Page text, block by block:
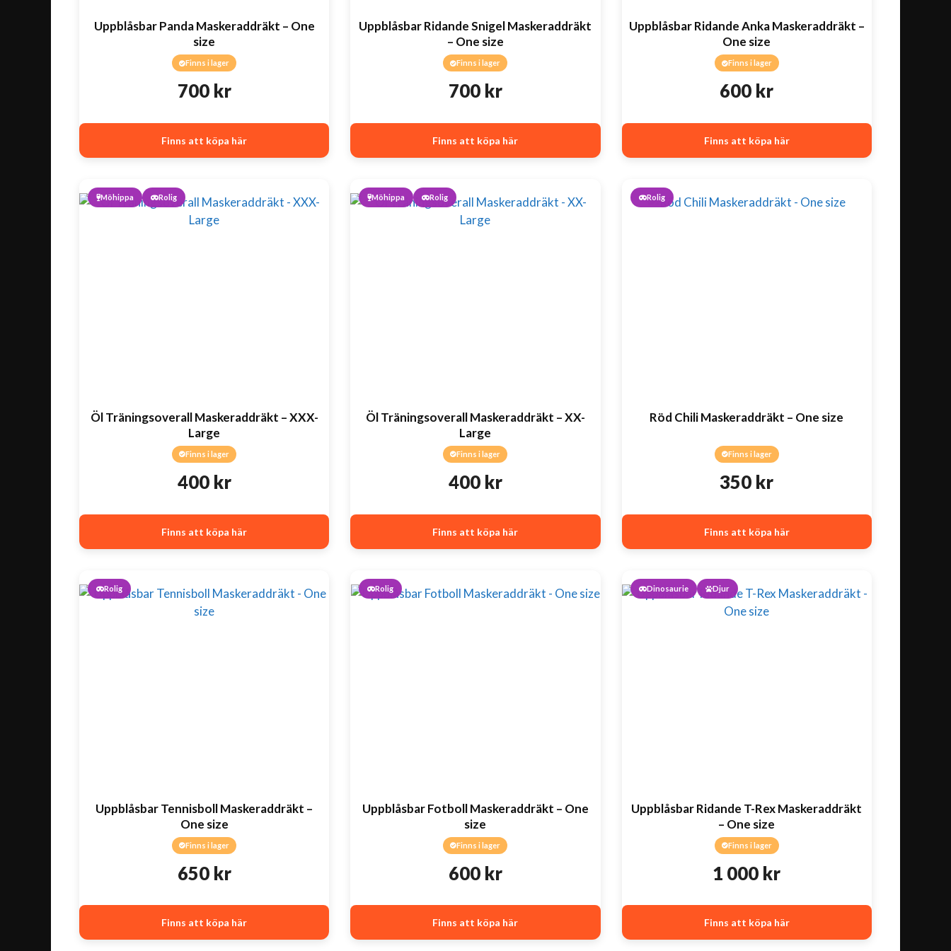
Uppblåsbar Panda Maskeraddräkt – One
size
Finns i lager
700 kr
Finns att köpa här
Uppblåsbar Ridande Snigel Maskeraddräkt
– One size
Finns i lager
700 kr
Finns att köpa här
Uppblåsbar Ridande Anka Maskeraddräkt –
One size
Finns i lager
600 kr
Finns att köpa här
Möhippa Rolig
Öl Träningsoverall Maskeraddräkt – XXX-
Large
Finns i lager
400 kr
Finns att köpa här
Möhippa Rolig
Öl Träningsoverall Maskeraddräkt – XX-
Large
Finns i lager
400 kr
Finns att köpa här
Rolig
Röd Chili Maskeraddräkt – One size
Finns i lager
350 kr
Finns att köpa här
Rolig
Uppblåsbar Tennisboll Maskeraddräkt –
One size
Finns i lager
650 kr
Finns att köpa här
Rolig
Uppblåsbar Fotboll Maskeraddräkt – One
size
Finns i lager
600 kr
Finns att köpa här
Dinosaurie Djur
Uppblåsbar Ridande T-Rex Maskeraddräkt
– One size
Finns i lager
1 000 kr
Finns att köpa här